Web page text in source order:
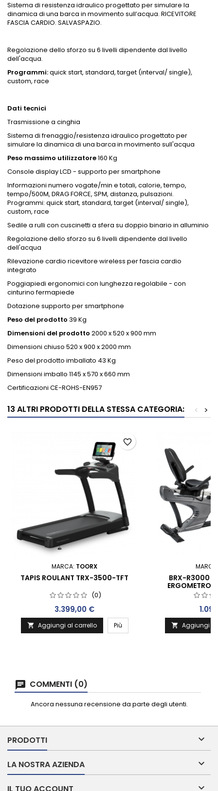
Sistema di resistenza idraulico progettato per simulare la
dinamica di una barca in movimento sull’acqua. RICEVITORE
FASCIA CARDIO. SALVASPAZIO.
Regolazione dello sforzo su 6 livelli dipendente dal livello
dell'acqua.
Programmi:quick start, standard, target (interval/ single),
custom, race
Dati tecnici
Trasmissione a cinghia
Sistema di frenaggio/resistenza idraulico progettato per
simulare la dinamica di una barca in movimento sull'acqua
Peso massimo utilizzatore160 Kg
Console display LCD - supporto per smartphone
Informazioni numero vogate/min e totali, calorie, tempo,
tempo/500M, DRAG FORCE, SPM, distanza, pulsazioni.
Programmi: quick start, standard, target (interval/ single),
custom, race
Sedile a rulli con cuscinetti a sfera su doppio binario in alluminio
Regolazione dello sforzo su 6 livelli dipendente dal livello
dell'acqua
Rilevazione cardio ricevitore wireless per fascia cardio
integrato
Poggiapiedi ergonomici con lunghezza regolabile - con
cinturino fermapiede
Dotazione supporto per smartphone
Peso del prodotto 39 Kg
Dimensioni del prodotto 2000 x 520 x 900 mm
Dimensioni chiuso 520 x 900 x 2000 mm
Peso del prodotto imballato 43 Kg
Dimensioni imballo 1145 x 570 x 660 mm
Certificazioni CE-ROHS-EN957
13 ALTRI PRODOTTI DELLA STESSA CATEGORIA: >
<
MARCA: TOORX
TAPIS ROULANT TRX-3500-TFT
(0)
Prezzo
3.399,00 €
 Aggiungi al carrello Più
favorite_border
BRX-R3000
ERGOMETRO
 Aggiungi al
COMMENTI (0)
Ancora nessuna recensione da parte degli utenti.
PRODOTTI 
LA NOSTRA AZIENDA 
